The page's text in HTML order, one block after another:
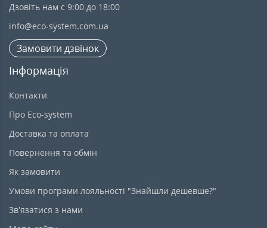
Дзовіть нам с 9:00 до 18:00
info@eco-system.com.ua
Замовити дзвінок
Інформація
Контакти
Про Eco-system
Доставка та оплата
Повернення та обмін
Як замовити
Умови програми лояльності "Знайшли дешевше?"
Зв’язатися з нами